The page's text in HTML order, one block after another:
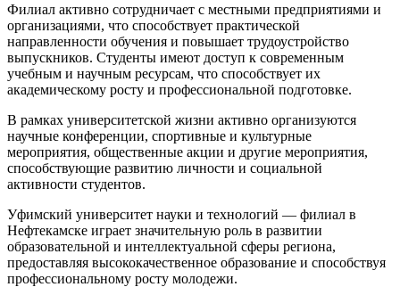
Филиал активно сотрудничает с местными предприятиями и
организациями, что способствует практической
направленности обучения и повышает трудоустройство
выпускников. Студенты имеют доступ к современным
учебным и научным ресурсам, что способствует их
академическому росту и профессиональной подготовке.
В рамках университетской жизни активно организуются
научные конференции, спортивные и культурные
мероприятия, общественные акции и другие мероприятия,
способствующие развитию личности и социальной
активности студентов.
Уфимский университет науки и технологий — филиал в
Нефтекамске играет значительную роль в развитии
образовательной и интеллектуальной сферы региона,
предоставляя высококачественное образование и способствуя
профессиональному росту молодежи.